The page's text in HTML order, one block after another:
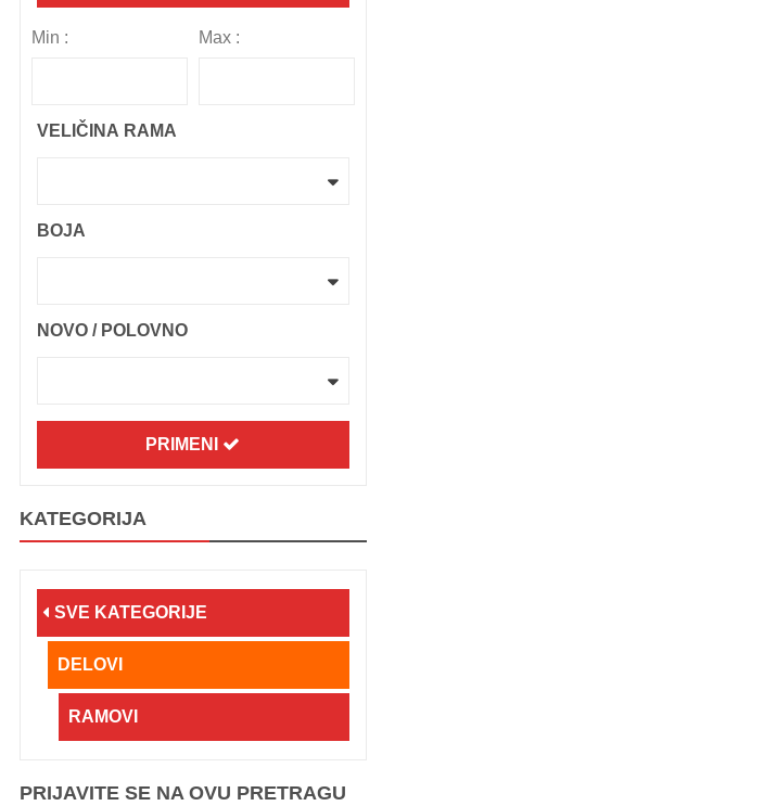
Min : Max :
VELIČINA RAMA
BOJA
NOVO / POLOVNO
PRIMENI
KATEGORIJA
SVE KATEGORIJE
DELOVI
RAMOVI
PRIJAVITE SE NA OVU PRETRAGU